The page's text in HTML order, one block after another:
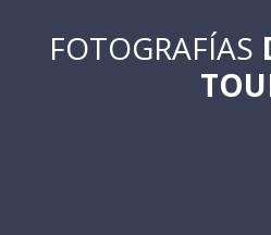
FOTOGRAFÍAS